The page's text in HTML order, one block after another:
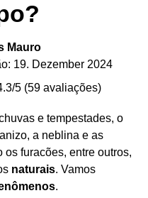
Mauro
19. Dezember 2024
5 (59 avaliações)
e tempestades, o
a neblina e as
os furacões, entre outros,
naturais. Vamos
.